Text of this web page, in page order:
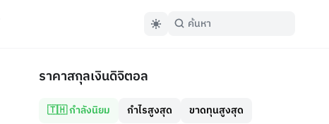
ราคาสกุลเงินดิจิตอล
🇹🇭 กำลังนิยม กำไรสูงสุด ขาดทุนสูงสุด